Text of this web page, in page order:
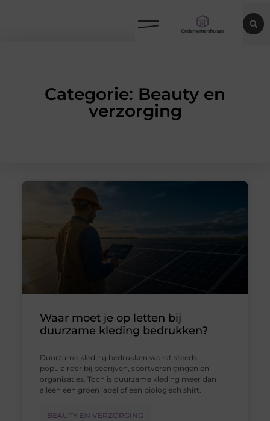
Categorie: Beauty en
verzorging
Waar moet je op letten bij
duurzame kleding bedrukken?
Duurzame kleding bedrukken wordt steeds
populairder bij bedrijven, sportverenigingen en
organisaties. Toch is duurzame kleding meer dan
alleen een groen label of een biologisch shirt.
BEAUTY EN VERZORGING